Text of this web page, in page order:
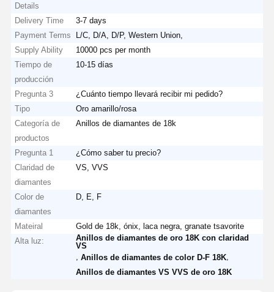
Details
Delivery Time
3-7 days
Payment Terms
L/C, D/A, D/P, Western Union,
Supply Ability
10000 pcs per month
Tiempo de
producción
10-15 días
Pregunta 3
¿Cuánto tiempo llevará recibir mi pedido?
Tipo
Oro amarillo/rosa
Categoría de
productos
Anillos de diamantes de 18k
Pregunta 1
¿Cómo saber tu precio?
Claridad de
diamantes
VS, VVS
Color de
diamantes
D, E, F
Mateiral
Gold de 18k, ónix, laca negra, granate tsavorite
Alta luz:
Anillos de diamantes de oro 18K con claridad
VS
Anillos de diamantes de color D-F 18K
Anillos de diamantes VS VVS de oro 18K